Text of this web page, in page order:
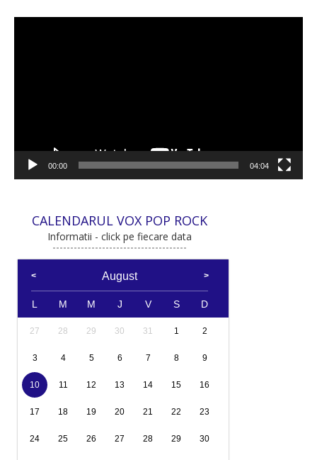
00:00 04:04
CALENDARUL VOX POP ROCK
Informatii - click pe fiecare data
August
L M M J V S D
27 28 29 30 31 1 2
3 4 5 6 7 8 9
10 11 12 13 14 15 16
17 18 19 20 21 22 23
24 25 26 27 28 29 30